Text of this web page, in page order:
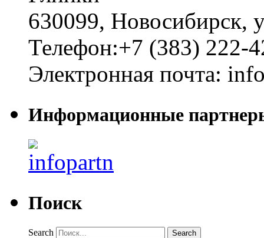
630099, Новосибирск,
Телефон:+7 (383) 222-
Электронная почта:
Информационные
Поиск
Search